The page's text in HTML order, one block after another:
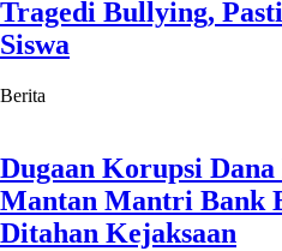
Tragedi Bullying,
Siswa
Berita
Dugaan Korupsi
Mantan Mantri Bank
Ditahan Kejaksaan